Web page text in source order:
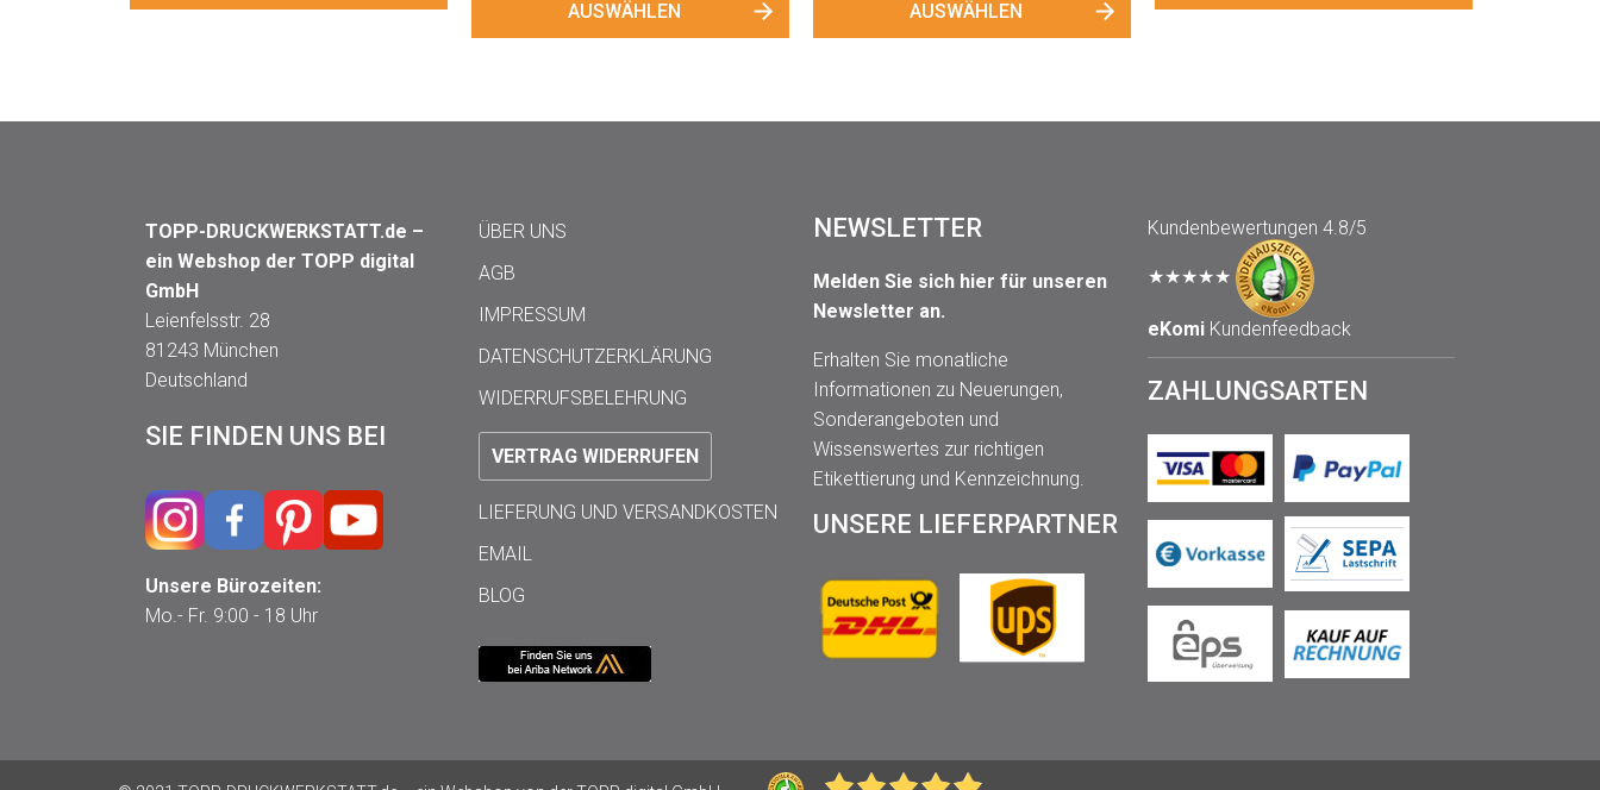
AUSWÄHLEN AUSWÄHLEN
TOPP-DRUCKWERKSTATT.de –
ein Webshop der TOPP digital
GmbH
Leienfelsstr. 28
81243 München
Deutschland
SIE FINDEN UNS BEI
Unsere Bürozeiten:
Mo.- Fr. 9:00 - 18 Uhr
ÜBER UNS
AGB
IMPRESSUM
DATENSCHUTZERKLÄRUNG
WIDERRUFSBELEHRUNG
VERTRAG WIDERRUFEN
LIEFERUNG UND VERSANDKOSTEN
EMAIL
BLOG
NEWSLETTER
Melden Sie sich hier für unseren
Newsletter an.
Erhalten Sie monatliche
Informationen zu Neuerungen,
Sonderangeboten und
Wissenswertes zur richtigen
Etikettierung und Kennzeichnung.
UNSERE LIEFERPARTNER
Kundenbewertungen 4.8/5
★★★★★
eKomiKundenfeedback
ZAHLUNGSARTEN